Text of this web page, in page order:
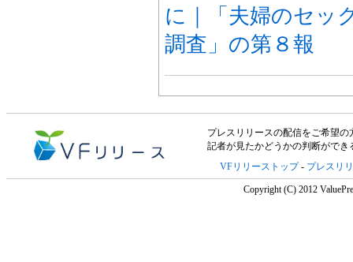
に｜「夫婦のセッ
調査」の第８報
プレスリリースの配信をご希望の
記者が見たかどうかの判断がで
VFリリーストップ- プレスリ
Copyright (C) 2012